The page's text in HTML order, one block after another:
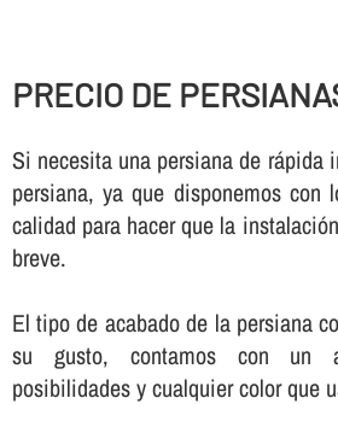
PRECIO DE
Si necesita una persiana de rápida
persiana, ya que disponemos con
calidad para hacer que la
breve.
El tipo de acabado de la persiana
su gusto, contamos con un
posibilidades y cualquier color que